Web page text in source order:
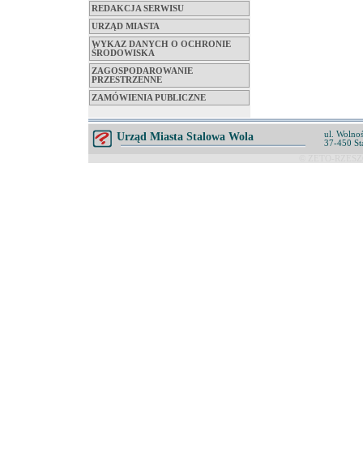
REDAKCJA SERWISU
URZĄD MIASTA
WYKAZ DANYCH O OCHRONIE
ŚRODOWISKA
ZAGOSPODAROWANIE
PRZESTRZENNE
ZAMÓWIENIA PUBLICZNE
Urząd Miasta Stalowa Wola
ul.
37-450